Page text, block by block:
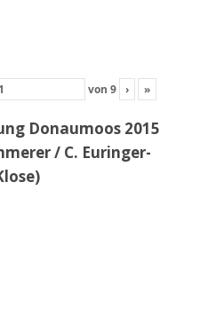
von 9 › »
Donaumoos 2015
/ C. Euringer-